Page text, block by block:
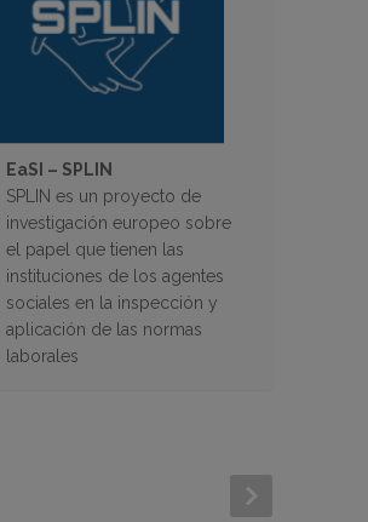
EaSI – SPLIN
SPLIN es un proyecto de
investigación europeo sobre
el papel que tienen las
instituciones de los agentes
sociales en la inspección y
aplicación de las normas
laborales